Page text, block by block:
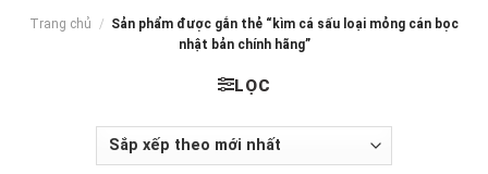
Trang chủ / Sản phẩm được gắn thẻ “kìm cá sấu loại mỏng cán bọc
nhật bản chính hãng”
LỌC